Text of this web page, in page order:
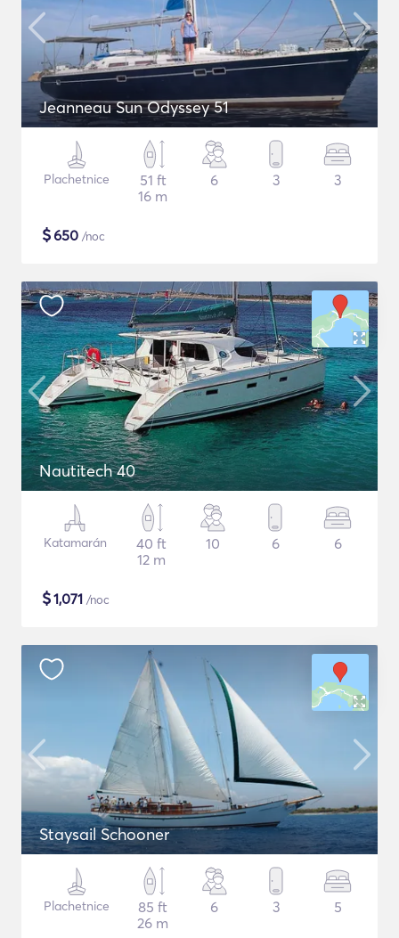
Jeanneau Sun Odyssey 51
Plachetnice
51 ft
16 m
6 3 3
$650 /noc
Nautitech 40
Katamarán
40 ft
12 m
10 6 6
$1,071 /noc
Staysail Schooner
Plachetnice
85 ft
26 m
6 3 5